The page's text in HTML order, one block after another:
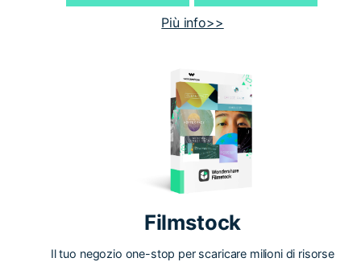
Più info>>
Filmstock
Il tuo negozio one-stop per scaricare milioni di risorse